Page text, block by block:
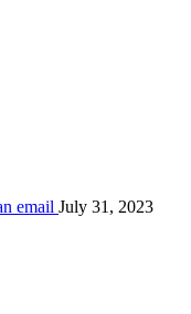
email July 31, 2023